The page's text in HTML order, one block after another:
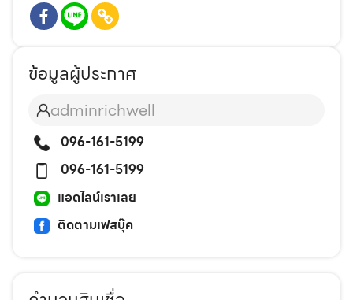
ข้อมูลผู้ประกาศ
adminrichwell
096-161-5199
096-161-5199
แอดไลน์เราเลย
ติดตามเฟสบุ๊ค